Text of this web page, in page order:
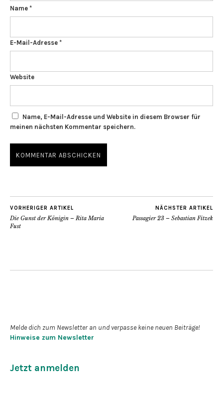
Name *
E-Mail-Adresse *
Website
Name, E-Mail-Adresse und Website in diesem Browser für
meinen nächsten Kommentar speichern.
VORHERIGER ARTIKEL
Die Gunst der Königin – Rita Maria
Fust
NÄCHSTER ARTIKEL
Passagier 23 – Sebastian Fitzek
Melde dich zum Newsletter an und verpasse keine neuen Beiträge!
Hinweise zum Newsletter
Jetzt anmelden